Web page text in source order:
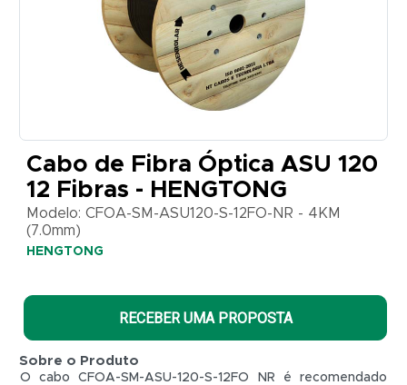
CFOA-
SM-
ASU120-
S-12FO-
NR -
4KM
(7.0mm)
HENGTONG
Cabo de Fibra Óptica ASU 120
12 Fibras - HENGTONG
Modelo: CFOA-SM-ASU120-S-12FO-NR - 4KM
(7.0mm)
HENGTONG
RECEBER UMA PROPOSTA
Sobre o Produto
O cabo CFOA-SM-ASU-120-S-12FO NR é recomendado